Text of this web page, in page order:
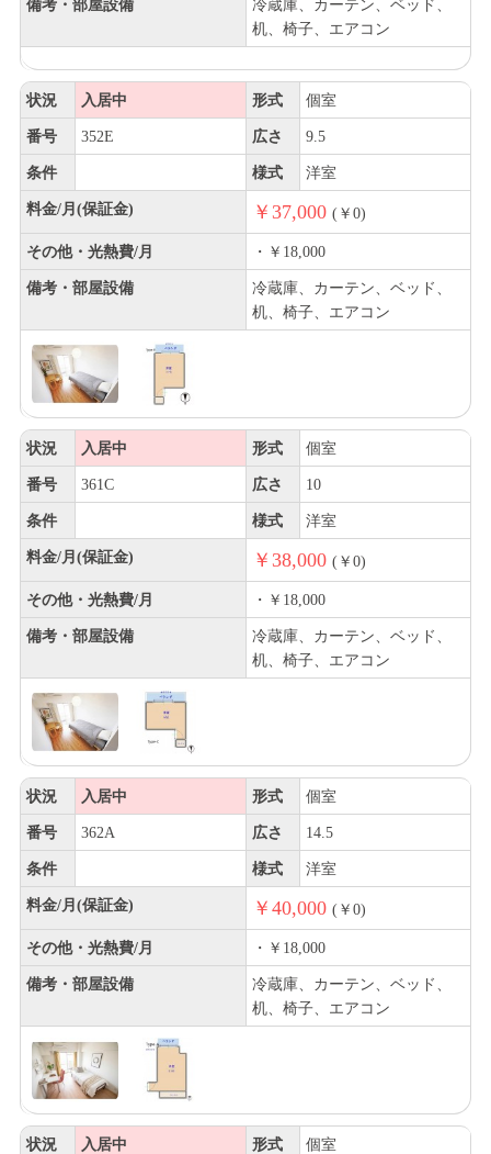
備考・部屋設備
冷蔵庫、カーテン、ベッド、
机、椅子、エアコン
状況 入居中 形式 個室
番号 352E 広さ 9.5
条件 様式 洋室
料金/月(保証金) ￥37,000 (￥0)
その他・光熱費/月 ・￥18,000
備考・部屋設備
冷蔵庫、カーテン、ベッド、
机、椅子、エアコン
状況 入居中 形式 個室
番号 361C 広さ 10
条件 様式 洋室
料金/月(保証金) ￥38,000 (￥0)
その他・光熱費/月 ・￥18,000
備考・部屋設備
冷蔵庫、カーテン、ベッド、
机、椅子、エアコン
状況 入居中 形式 個室
番号 362A 広さ 14.5
条件 様式 洋室
料金/月(保証金) ￥40,000 (￥0)
その他・光熱費/月 ・￥18,000
備考・部屋設備
冷蔵庫、カーテン、ベッド、
机、椅子、エアコン
状況 入居中 形式 個室